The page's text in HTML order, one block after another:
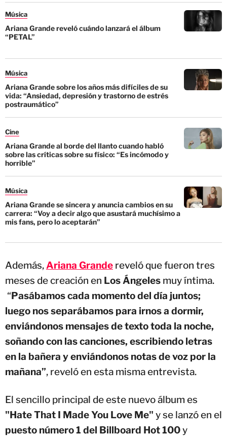
Música
Ariana Grande reveló cuándo lanzará el álbum
“PETAL”
Música
Ariana Grande sobre los años más difíciles de su
vida: “Ansiedad, depresión y trastorno de estrés
postraumático”
Cine
Ariana Grande al borde del llanto cuando habló
sobre las críticas sobre su físico: “Es incómodo y
horrible”
Música
Ariana Grande se sincera y anuncia cambios en su
carrera: “Voy a decir algo que asustará muchísimo a
mis fans, pero lo aceptarán”
Además,Ariana Grande reveló que fueron tres
meses de creación en Los Ángeles muy íntima.
“Pasábamos cada momento del día juntos;
luego nos separábamos para irnos a dormir,
enviándonos mensajes de texto toda la noche,
soñando con las canciones, escribiendo letras
en la bañera y enviándonos notas de voz por la
mañana”, reveló en esta misma entrevista.
El sencillo principal de este nuevo álbum es
"Hate That I Made You Love Me" y se lanzó en el
puesto número 1 del Billboard Hot 100y